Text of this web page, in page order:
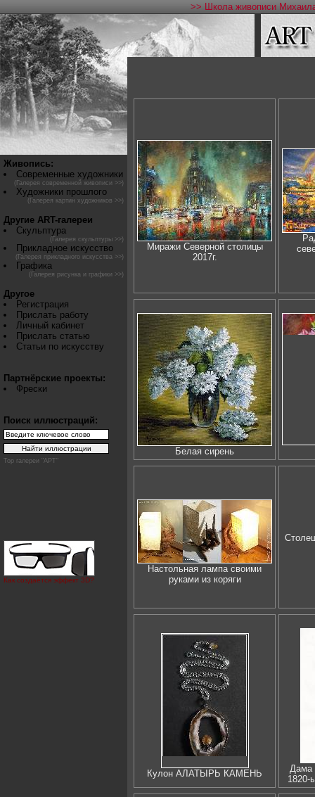
>> Школа живописи
Живопись:
Современные художники
(Галерея современной живописи >>)
Художники прошлого
(Галерея картин художников >>)
Другие ART-галереи
Скульптура
(Галерея скульптуры >>)
Прикладное искусство
(Галерея прикладного искусства >>)
Графика
(Галерея рисунка и графики >>)
Другое
Регистрация
Прислать работу
Личный кабинет
Прислать статью
Статьи по искусству
Партнёрские проекты:
Фрески
Поиск иллюстраций:
Top галереи "АРТ"
Как создаётся эффект 3D?
Миражи Северной столицы
2017г.
Белая сирень
Настольная лампа своими
руками из коряги
Кулон АЛАТЫРЬ КАМЕНЬ
Дама
1820-